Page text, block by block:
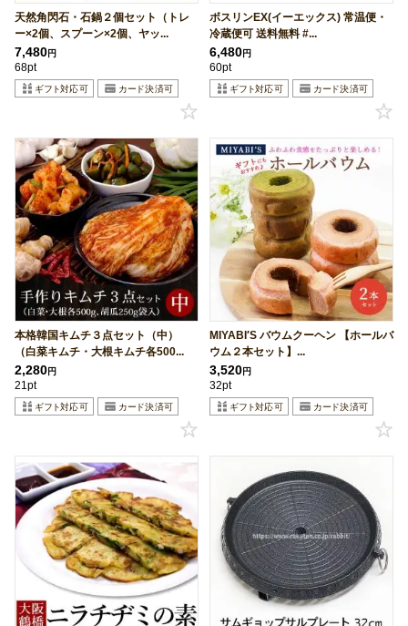
天然角閃石・石鍋２個セット（トレ
ー×2個、スプーン×2個、ヤッ...
7,480円
68pt
ボスリンEX(イーエックス) 常温便・
冷蔵便可 送料無料 #...
6,480円
60pt
本格韓国キムチ３点セット（中）
（白菜キムチ・大根キムチ各500...
2,280円
21pt
MIYABI′S バウムクーヘン 【ホールバ
ウム２本セット】...
3,520円
32pt